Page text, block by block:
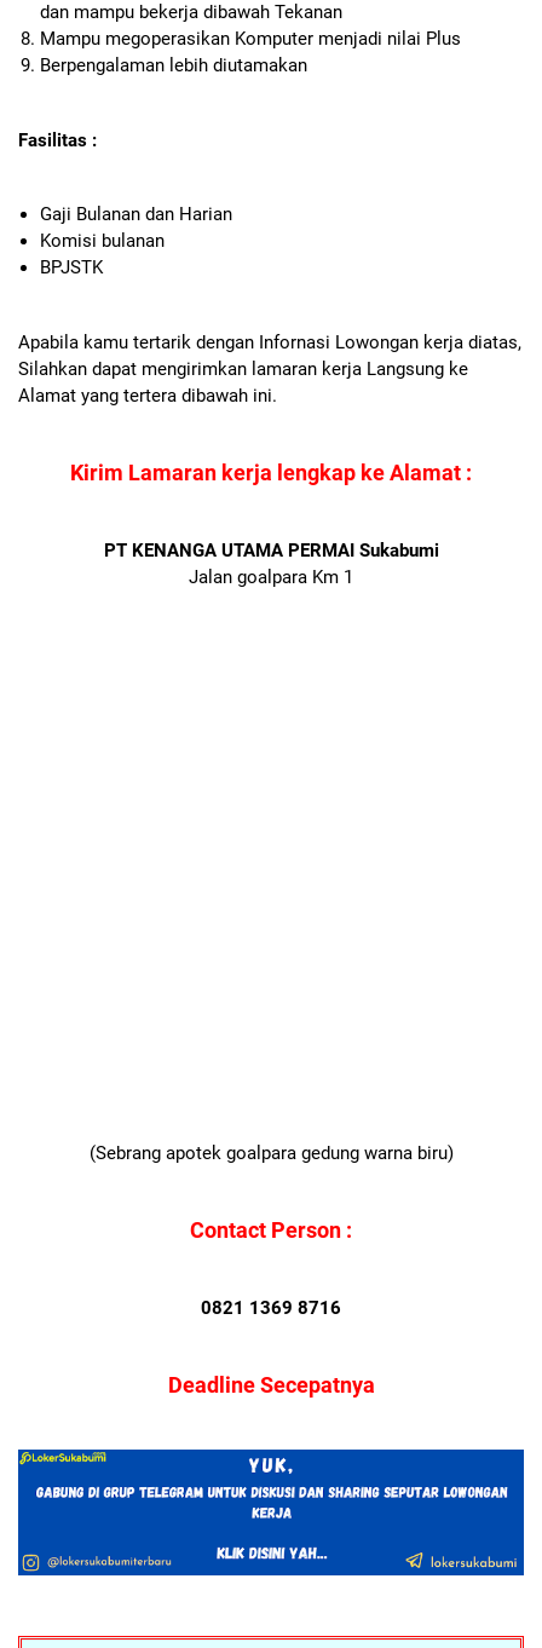
dan mampu bekerja dibawah Tekanan
Mampu megoperasikan Komputer menjadi nilai Plus
Berpengalaman lebih diutamakan
Fasilitas :
Gaji Bulanan dan Harian
Komisi bulanan
BPJSTK
Apabila kamu tertarik dengan Infornasi Lowongan kerja diatas,
Silahkan dapat mengirimkan lamaran kerja Langsung ke
Alamat yang tertera dibawah ini.
Kirim Lamaran kerja lengkap ke Alamat :
PT KENANGA UTAMA PERMAI Sukabumi
Jalan goalpara Km 1
(Sebrang apotek goalpara gedung warna biru)
Contact Person :
0821 1369 8716
Deadline Secepatnya